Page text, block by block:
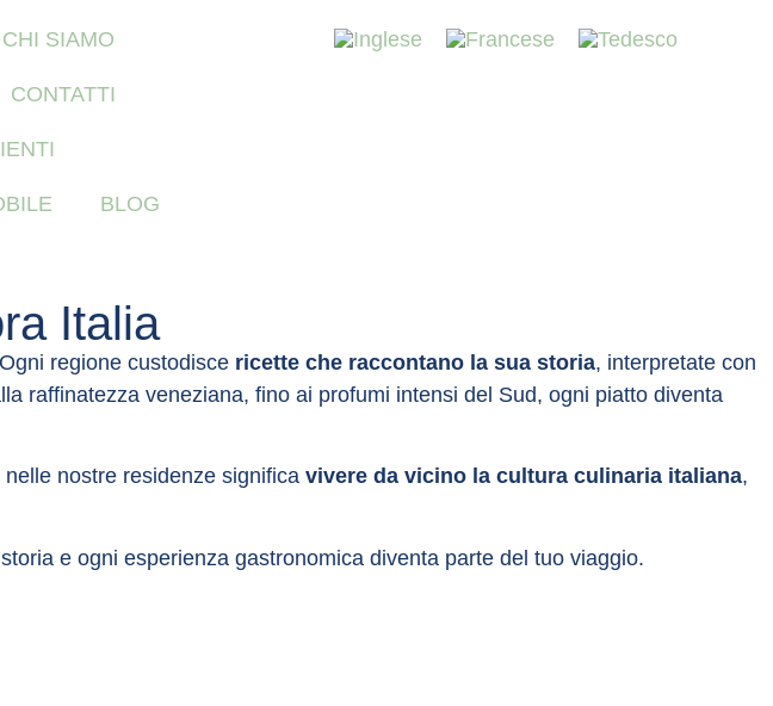
CHI SIAMO
CONTATTI
BLOG
Italia
regione custodisce ricette che raccontano la sua storia, interpretate con
raffinatezza veneziana, fino ai profumi intensi del Sud, ogni piatto diventa
nostre residenze significa vivere da vicino la cultura culinaria italiana,
e ogni esperienza gastronomica diventa parte del tuo viaggio.
del sito web, nonché i cookie relativi al
rispettivamente sul pulsante "Accetta tutti" o "Rifiuta" o,